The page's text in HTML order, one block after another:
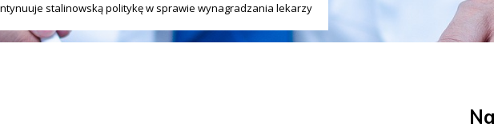
stalinowską politykę w sprawie wynagradzania lekarzy